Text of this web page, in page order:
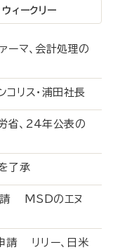
ウィークリー
マ、会計処理の
リス・浦田社長
省、24年公表の
を了承
請 MSDのエヌ
請 リリー、日米